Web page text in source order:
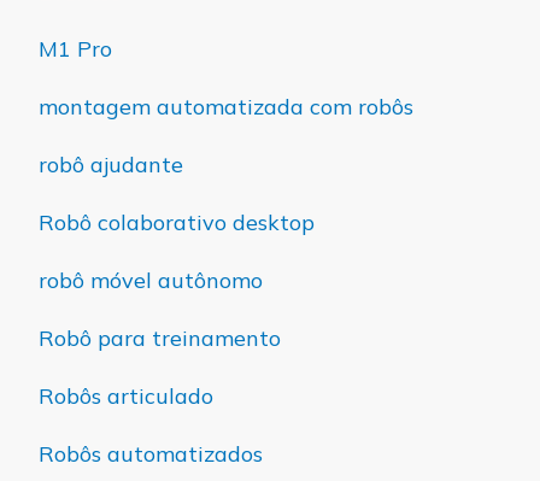
M1 Pro
montagem automatizada com robôs
robô ajudante
Robô colaborativo desktop
robô móvel autônomo
Robô para treinamento
Robôs articulado
Robôs automatizados